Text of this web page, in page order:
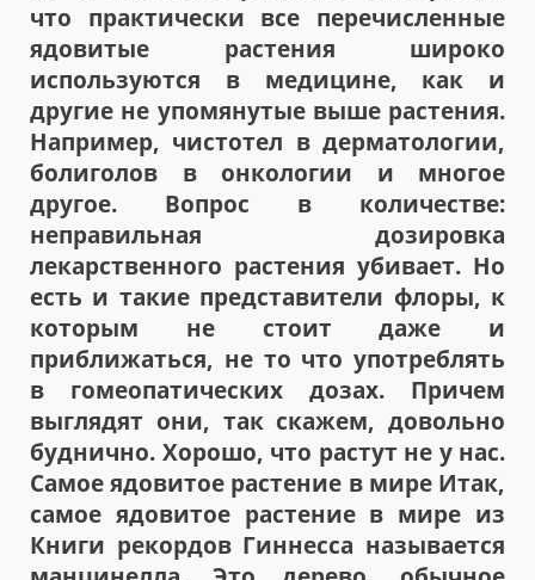
что практически все перечисленные
ядовитые растения широко
используются в медицине, как и
другие не упомянутые выше растения.
Например, чистотел в дерматологии,
болиголов в онкологии и многое
другое. Вопрос в количестве:
неправильная дозировка
лекарственного растения убивает. Но
есть и такие представители флоры, к
которым не стоит даже и
приближаться, не то что употреблять
в гомеопатических дозах. Причем
выглядят они, так скажем, довольно
буднично. Хорошо, что растут не у нас.
Самое ядовитое растение в мире Итак,
самое ядовитое растение в мире из
Книги рекордов Гиннесса называется